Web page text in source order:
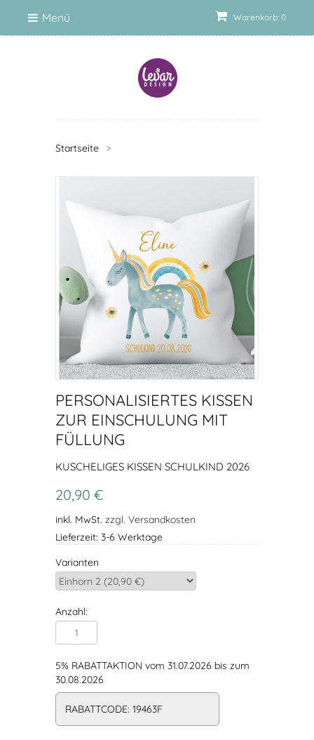
Warenkorb: 0
Menü
Startseite >
PERSONALISIERTES KISSEN
ZUR EINSCHULUNG MIT
FÜLLUNG
KUSCHELIGES KISSEN SCHULKIND 2026
20,90 €
inkl. MwSt. zzgl. Versandkosten
Lieferzeit: 3-6 Werktage
Varianten
Anzahl:
5% RABATTAKTION vom 31.07.2026 bis zum
30.08.2026
RABATTCODE: 19463F